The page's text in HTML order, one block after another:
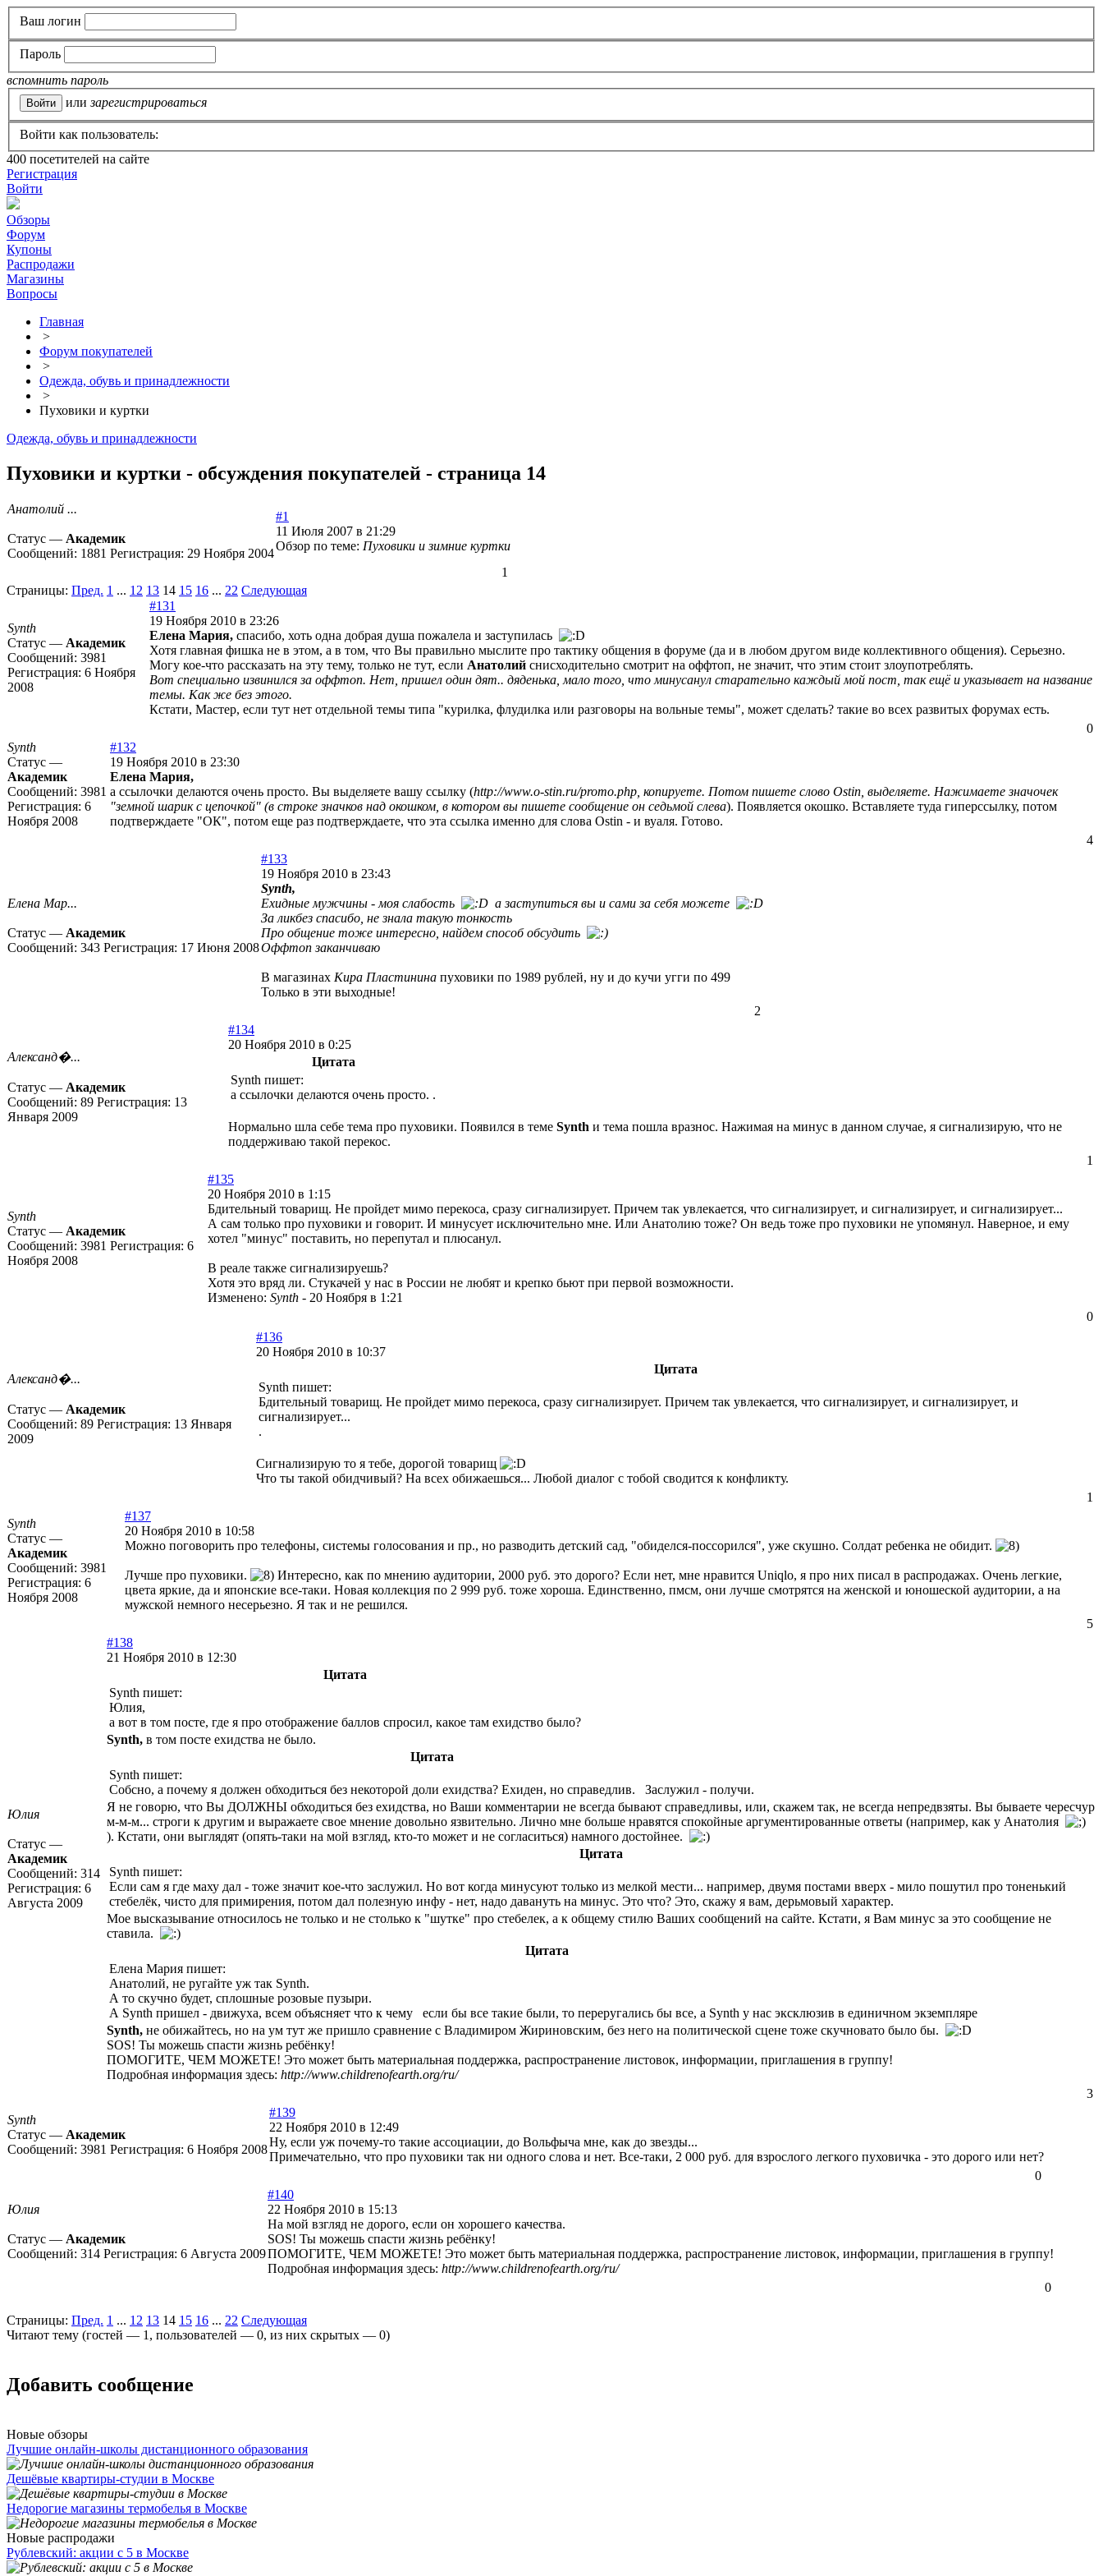
Ваш логин
Пароль
вспомнить пароль
или зарегистрироваться
Войти как пользователь:
400 посетителей на сайте
Регистрация
Войти
Обзоры
Форум
Купоны
Распродажи
Магазины
Вопросы
Главная
>
Форум покупателей
>
Одежда, обувь и принадлежности
>
Пуховики и куртки
Одежда, обувь и принадлежности
Пуховики и куртки - обсуждения покупателей - страница 14
Анатолий ...
Статус — Академик
Сообщений: 1881 Регистрация: 29 Ноября 2004
#1
11 Июля 2007 в 21:29
Обзор по теме: Пуховики и зимние куртки
1
Страницы: Пред. 1 ... 12 13 14 15 16 ... 22 Следующая
Synth
Статус — Академик
Сообщений: 3981
Регистрация: 6 Ноября
2008
#131
19 Ноября 2010 в 23:26
Елена Мария, спасибо, хоть одна добрая душа пожалела и заступилась
Хотя главная фишка не в этом, а в том, что Вы правильно мыслите про тактику общения в форуме (да и в любом другом виде коллективного общения). Серьезно.
Могу кое-что рассказать на эту тему, только не тут, если Анатолий снисходительно смотрит на оффтоп, не значит, что этим стоит злоупотреблять.
Вот специально извинился за оффтоп. Нет, пришел один дят.. дяденька, мало того, что минусанул старательно каждый мой пост, так ещё и указывает на название
темы. Как же без этого.
Кстати, Мастер, если тут нет отдельной темы типа "курилка, флудилка или разговоры на вольные темы", может сделать? такие во всех развитых форумах есть.
0
Synth
Статус —
Академик
Сообщений: 3981
Регистрация: 6
Ноября 2008
#132
19 Ноября 2010 в 23:30
Елена Мария,
а ссылочки делаются очень просто. Вы выделяете вашу ссылку (http://www.o-stin.ru/promo.php, копируете. Потом пишете слово Ostin, выделяете. Нажимаете значочек
"земной шарик с цепочкой" (в строке значков над окошком, в котором вы пишете сообщение он седьмой слева). Появляется окошко. Вставляете туда гиперссылку, потом
подтверждаете "ОК", потом еще раз подтверждаете, что эта ссылка именно для слова Ostin - и вуаля. Готово.
4
Елена Мар...
Статус — Академик
Сообщений: 343 Регистрация: 17 Июня 2008
#133
19 Ноября 2010 в 23:43
Synth,
Ехидные мужчины - моя слабость
а заступиться вы и сами за себя можете
За ликбез спасибо, не знала такую тонкость
Про общение тоже интересно, найдем способ обсудить
Оффтоп заканчиваю
В магазинах Кира Пластинина пуховики по 1989 рублей, ну и до кучи угги по 499
Только в эти выходные!
2
Александ�...
Статус — Академик
Сообщений: 89 Регистрация: 13
Января 2009
#134
20 Ноября 2010 в 0:25
Цитата
Synth пишет:
а ссылочки делаются очень просто. .
Нормально шла себе тема про пуховики. Появился в теме Synth и тема пошла вразнос. Нажимая на минус в данном случае, я сигнализирую, что не
поддерживаю такой перекос.
1
Synth
Статус — Академик
Сообщений: 3981 Регистрация: 6
Ноября 2008
#135
20 Ноября 2010 в 1:15
Бдительный товарищ. Не пройдет мимо перекоса, сразу сигнализирует. Причем так увлекается, что сигнализирует, и сигнализирует, и сигнализирует...
А сам только про пуховики и говорит. И минусует исключительно мне. Или Анатолию тоже? Он ведь тоже про пуховики не упомянул. Наверное, и ему
хотел "минус" поставить, но перепутал и плюсанул.
В реале также сигнализируешь?
Хотя это вряд ли. Стукачей у нас в России не любят и крепко бьют при первой возможности.
Изменено: Synth - 20 Ноября в 1:21
0
Александ�...
Статус — Академик
Сообщений: 89 Регистрация: 13 Января
2009
#136
20 Ноября 2010 в 10:37
Цитата
Synth пишет:
Бдительный товарищ. Не пройдет мимо перекоса, сразу сигнализирует. Причем так увлекается, что сигнализирует, и сигнализирует, и
сигнализирует...
.
Сигнализирую то я тебе, дорогой товарищ
Что ты такой обидчивый? На всех обижаешься... Любой диалог с тобой сводится к конфликту.
1
Synth
Статус —
Академик
Сообщений: 3981
Регистрация: 6
Ноября 2008
#137
20 Ноября 2010 в 10:58
Можно поговорить про телефоны, системы голосования и пр., но разводить детский сад, "обиделся-поссорился", уже скушно. Солдат ребенка не обидит.
Лучше про пуховики.
Интересно, как по мнению аудитории, 2000 руб. это дорого? Если нет, мне нравится Uniqlo, я про них писал в распродажах. Очень легкие,
цвета яркие, да и японские все-таки. Новая коллекция по 2 999 руб. тоже хороша. Единственно, пмсм, они лучше смотрятся на женской и юношеской аудитории, а на
мужской немного несерьезно. Я так и не решился.
5
Юлия
Статус —
Академик
Сообщений: 314
Регистрация: 6
Августа 2009
#138
21 Ноября 2010 в 12:30
Цитата
Synth пишет:
Юлия,
а вот в том посте, где я про отображение баллов спросил, какое там ехидство было?
Synth, в том посте ехидства не было.
Цитата
Synth пишет:
Собсно, а почему я должен обходиться без некоторой доли ехидства? Ехиден, но справедлив. Заслужил - получи.
Я не говорю, что Вы ДОЛЖНЫ обходиться без ехидства, но Ваши комментарии не всегда бывают справедливы, или, скажем так, не всегда непредвзяты. Вы бываете чересчур
м-м-м... строги к другим и выражаете свое мнение довольно язвительно. Лично мне больше нравятся спокойные аргументированные ответы (например, как у Анатолия
). Кстати, они выглядят (опять-таки на мой взгляд, кто-то может и не согласиться) намного достойнее.
Цитата
Synth пишет:
Если сам я где маху дал - тоже значит кое-что заслужил. Но вот когда минусуют только из мелкой мести... например, двумя постами вверх - мило пошутил про тоненький
стебелёк, чисто для примирения, потом дал полезную инфу - нет, надо давануть на минус. Это что? Это, скажу я вам, дерьмовый характер.
Мое высказывание относилось не только и не столько к "шутке" про стебелек, а к общему стилю Ваших сообщений на сайте. Кстати, я Вам минус за это сообщение не
ставила.
Цитата
Елена Мария пишет:
Анатолий, не ругайте уж так Synth.
А то скучно будет, сплошные розовые пузыри.
А Synth пришел - движуха, всем объясняет что к чему если бы все такие были, то переругались бы все, а Synth у нас эксклюзив в единичном экземпляре
Synth, не обижайтесь, но на ум тут же пришло сравнение с Владимиром Жириновским, без него на политической сцене тоже скучновато было бы.
SOS! Ты можешь спасти жизнь ребёнку!
ПОМОГИТЕ, ЧЕМ МОЖЕТЕ! Это может быть материальная поддержка, распространение листовок, информации, приглашения в группу!
Подробная информация здесь: http://www.childrenofearth.org/ru/
3
Synth
Статус — Академик
Сообщений: 3981 Регистрация: 6 Ноября 2008
#139
22 Ноября 2010 в 12:49
Ну, если уж почему-то такие ассоциации, до Вольфыча мне, как до звезды...
Примечательно, что про пуховики так ни одного слова и нет. Все-таки, 2 000 руб. для взрослого легкого пуховичка - это дорого или нет?
0
Юлия
Статус — Академик
Сообщений: 314 Регистрация: 6 Августа 2009
#140
22 Ноября 2010 в 15:13
На мой взгляд не дорого, если он хорошего качества.
SOS! Ты можешь спасти жизнь ребёнку!
ПОМОГИТЕ, ЧЕМ МОЖЕТЕ! Это может быть материальная поддержка, распространение листовок, информации, приглашения в группу!
Подробная информация здесь: http://www.childrenofearth.org/ru/
0
Страницы: Пред. 1 ... 12 13 14 15 16 ... 22 Следующая
Читают тему (гостей — 1 , пользователей — 0, из них скрытых — 0)
Добавить сообщение
Новые обзоры
Лучшие онлайн-школы дистанционного образования
Дешёвые квартиры-студии в Москве
Недорогие магазины термобелья в Москве
Новые распродажи
Рублевский: акции с 5 в Москве